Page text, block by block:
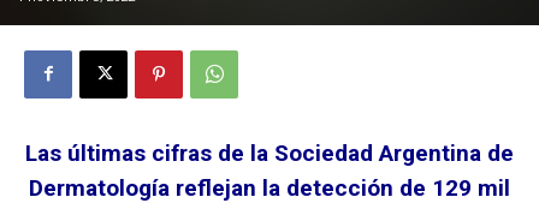
Las últimas cifras de la Sociedad Argentina de
Dermatología reflejan la detección de 129 mil